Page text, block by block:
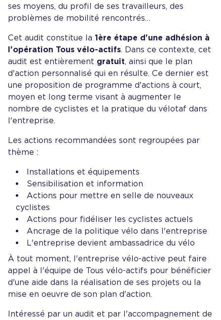
ses moyens, du profil de ses travailleurs, des
problèmes de mobilité rencontrés…
Cet audit constitue la 1ère étape d'une adhésion à
l'opération Tous vélo-actifs. Dans ce contexte, cet
audit est entièrement gratuit, ainsi que le plan
d'action personnalisé qui en résulte. Ce dernier est
une proposition de programme d'actions à court,
moyen et long terme visant à augmenter le
nombre de cyclistes et la pratique du vélotaf dans
l'entreprise.
Les actions recommandées sont regroupées par
thème :
Installations et équipements
Sensibilisation et information
Actions pour mettre en selle de nouveaux
cyclistes
Actions pour fidéliser les cyclistes actuels
Ancrage de la politique vélo dans l'entreprise
L'entreprise devient ambassadrice du vélo
À tout moment, l'entreprise vélo-active peut faire
appel à l'équipe de Tous vélo-actifs pour bénéficier
d'une aide dans la réalisation de ses projets ou la
mise en oeuvre de son plan d'action.
Intéressé par un audit et par l'accompagnement de